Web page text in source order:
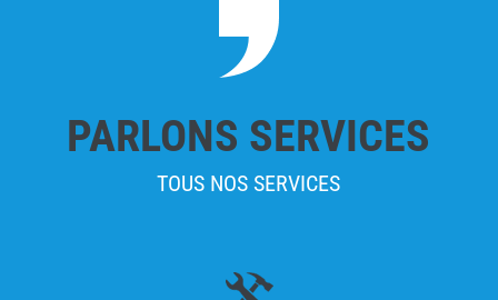
PARLONS SERVICES
TOUS NOS SERVICES